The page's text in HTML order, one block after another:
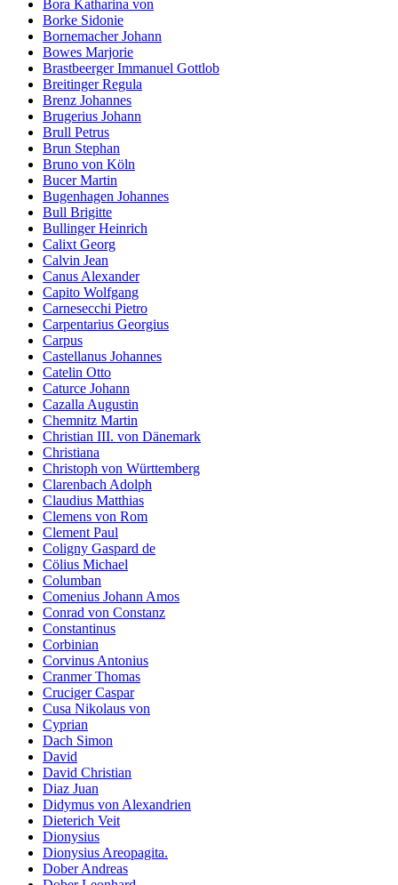
Bora Katharina von
Borke Sidonie
Bornemacher Johann
Bowes Marjorie
Brastbeerger Immanuel Gottlob
Breitinger Regula
Brenz Johannes
Brugerius Johann
Brull Petrus
Brun Stephan
Bruno von Köln
Bucer Martin
Bugenhagen Johannes
Bull Brigitte
Bullinger Heinrich
Calixt Georg
Calvin Jean
Canus Alexander
Capito Wolfgang
Carnesecchi Pietro
Carpentarius Georgius
Carpus
Castellanus Johannes
Catelin Otto
Caturce Johann
Cazalla Augustin
Chemnitz Martin
Christian III. von Dänemark
Christiana
Christoph von Württemberg
Clarenbach Adolph
Claudius Matthias
Clemens von Rom
Clement Paul
Coligny Gaspard de
Cölius Michael
Columban
Comenius Johann Amos
Conrad von Constanz
Constantinus
Corbinian
Corvinus Antonius
Cranmer Thomas
Cruciger Caspar
Cusa Nikolaus von
Cyprian
Dach Simon
David
David Christian
Diaz Juan
Didymus von Alexandrien
Dieterich Veit
Dionysius
Dionysius Areopagita.
Dober Andreas